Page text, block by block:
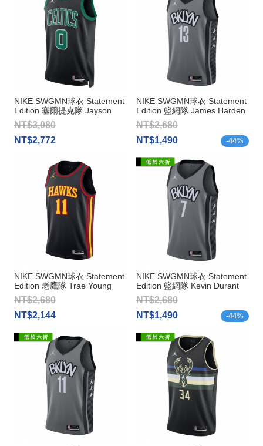
NIKE SWGMN球衣 Statement
Edition 塞爾提克隊 Jayson
Tatum
NT$3,080
NT$2,772
NIKE SWGMN球衣 Statement
Edition 籃網隊 James Harden
NT$2,680
NT$1,490
-44%
NIKE SWGMN球衣 Statement
Edition 老鷹隊 Trae Young
NT$2,680
NT$2,144
NIKE SWGMN球衣 Statement
Edition 籃網隊 Kevin Durant
NT$2,680
NT$1,490
-44%